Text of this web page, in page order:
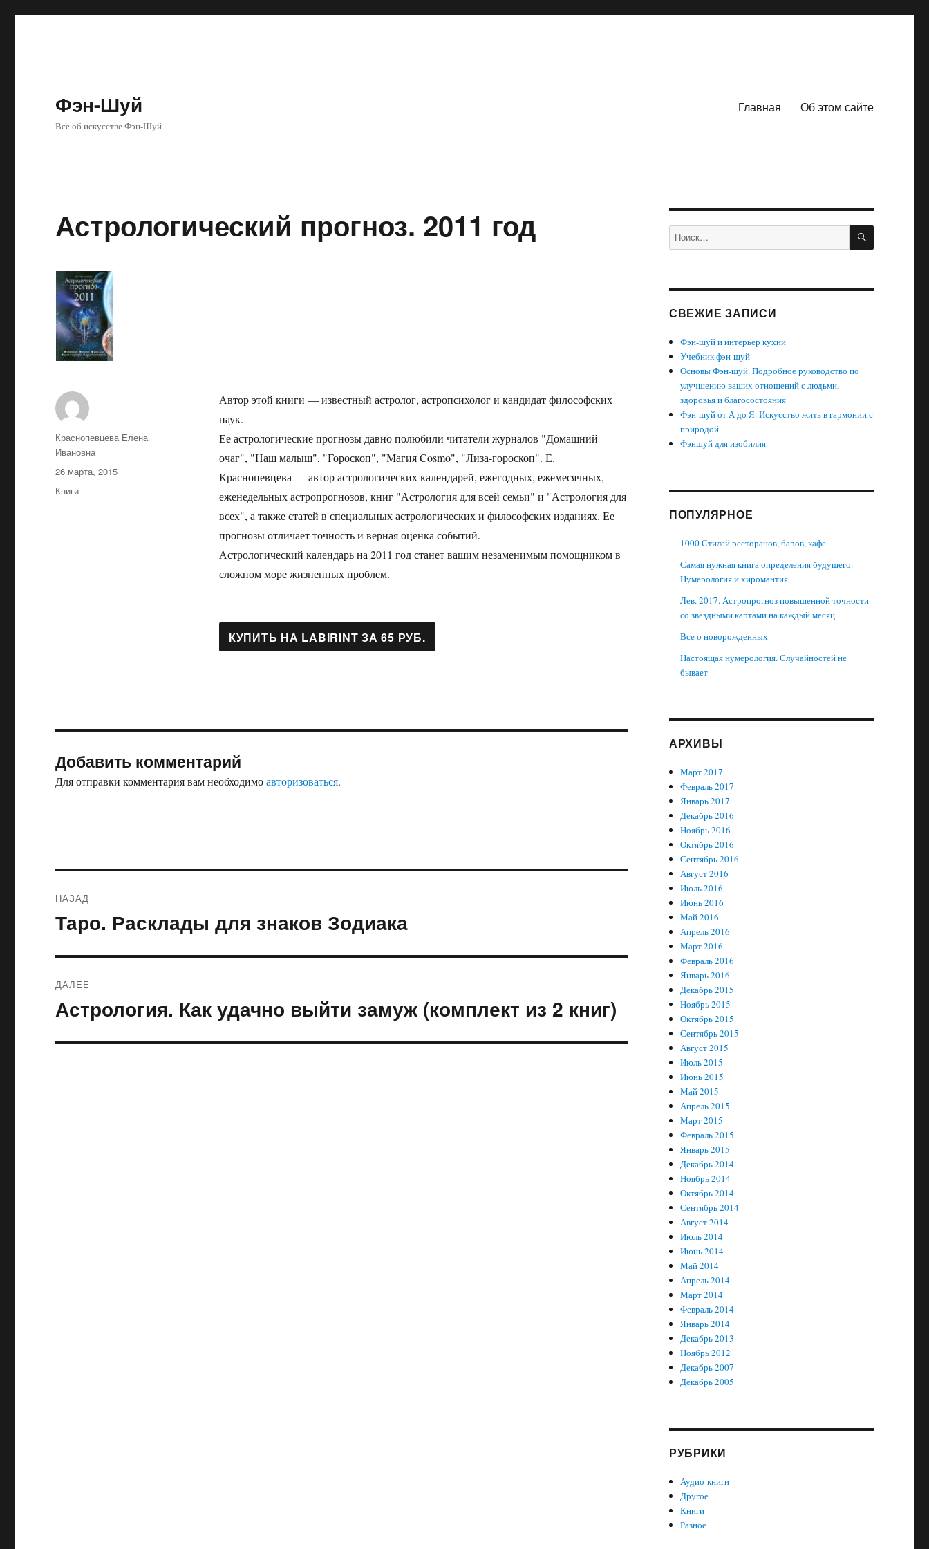
Фэн-Шуй
Все об искусстве Фэн-Шуй
Главная Об этом сайте
Астрологический прогноз. 2011 год
Автор этой книги — известный астролог, астропсихолог и кандидат философских
наук.
Ее астрологические прогнозы давно полюбили читатели журналов "Домашний
очаг", "Наш малыш", "Гороскоп", "Магия Cosmo", "Лиза-гороскоп". Е.
Краснопевцева — автор астрологических календарей, ежегодных, ежемесячных,
еженедельных астропрогнозов, книг "Астрология для всей семьи" и "Астрология для
всех", а также статей в специаль­ных астрологических и философских изданиях. Ее
прогнозы отличает точность и верная оценка событий.
Астрологический календарь на 2011 год станет вашим незаменимым помощником в
сложном море жизненных про­блем.
Автор
Краснопевцева Елена
Ивановна
Опубликовано
26 марта, 2015
Рубрики
Книги
Добавить комментарий
Для отправки комментария вам необходимоавторизоваться.
по
НАЗАД
Предыдущая
запись:
Таро. Расклады для знаков Зодиака
ДАЛЕЕ
Следующая
запись:
Астрология. Как удачно выйти замуж (комплект из 2 книг)
Искать: ПОИСК
СВЕЖИЕ ЗАПИСИ
Фэн-шуй и интерьер кухни
Учебник фэн-шуй
Основы Фэн-шуй. Подробное руководство по
улучшению ваших отношений с людьми,
здоровья и благосостояния
Фэн-шуй от А до Я. Искусство жить в гармонии с
природой
Фэншуй для изобилия
ПОПУЛЯРНОЕ
1000 Стилей ресторанов, баров, кафе
Самая нужная книга определения будущего.
Нумерология и хиромантия
Лев. 2017. Астропрогноз повышенной точности
со звездными картами на каждый месяц
Все о новорожденных
Настоящая нумерология. Случайностей не
бывает
АРХИВЫ
Март 2017
Февраль 2017
Январь 2017
Декабрь 2016
Ноябрь 2016
Октябрь 2016
Сентябрь 2016
Август 2016
Июль 2016
Июнь 2016
Май 2016
Апрель 2016
Март 2016
Февраль 2016
Январь 2016
Декабрь 2015
Ноябрь 2015
Октябрь 2015
Сентябрь 2015
Август 2015
Июль 2015
Июнь 2015
Май 2015
Апрель 2015
Март 2015
Февраль 2015
Январь 2015
Декабрь 2014
Ноябрь 2014
Октябрь 2014
Сентябрь 2014
Август 2014
Июль 2014
Июнь 2014
Май 2014
Апрель 2014
Март 2014
Февраль 2014
Январь 2014
Декабрь 2013
Ноябрь 2012
Декабрь 2007
Декабрь 2005
РУБРИКИ
Аудио-книги
Другое
Книги
Разное